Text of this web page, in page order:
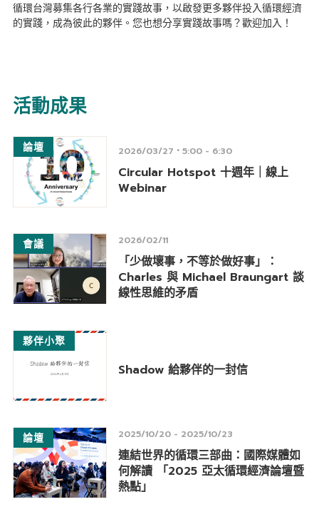
循環台灣募集各行各業的實踐故事，以啟發更多夥伴投入循環經濟
的實踐，成為彼此的夥伴。您也想分享實踐故事嗎？歡迎加入！
活動成果
論壇 2026/03/27 5:00 - 6:30
Circular Hotspot 十週年｜線上
Webinar
會議 2026/02/11
「少做壞事，不等於做好事」：
Charles 與 Michael Braungart 談
線性思維的矛盾
夥伴小聚
Shadow 給夥伴的一封信
論壇 2025/10/20 - 2025/10/23
連結世界的循環三部曲：國際媒體如
何解讀 「2025 亞太循環經濟論壇暨
熱點」